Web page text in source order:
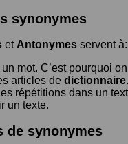
synonymes
et Antonymes servent à:
mot. C’est pourquoi
articles de dictionnaire.
répétitions dans un
un texte.
de synonymes